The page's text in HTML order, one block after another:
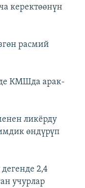
керектөөнүн
расмий
КМШда арак-
ликёрду
өндүрүп
2,4
учурлар